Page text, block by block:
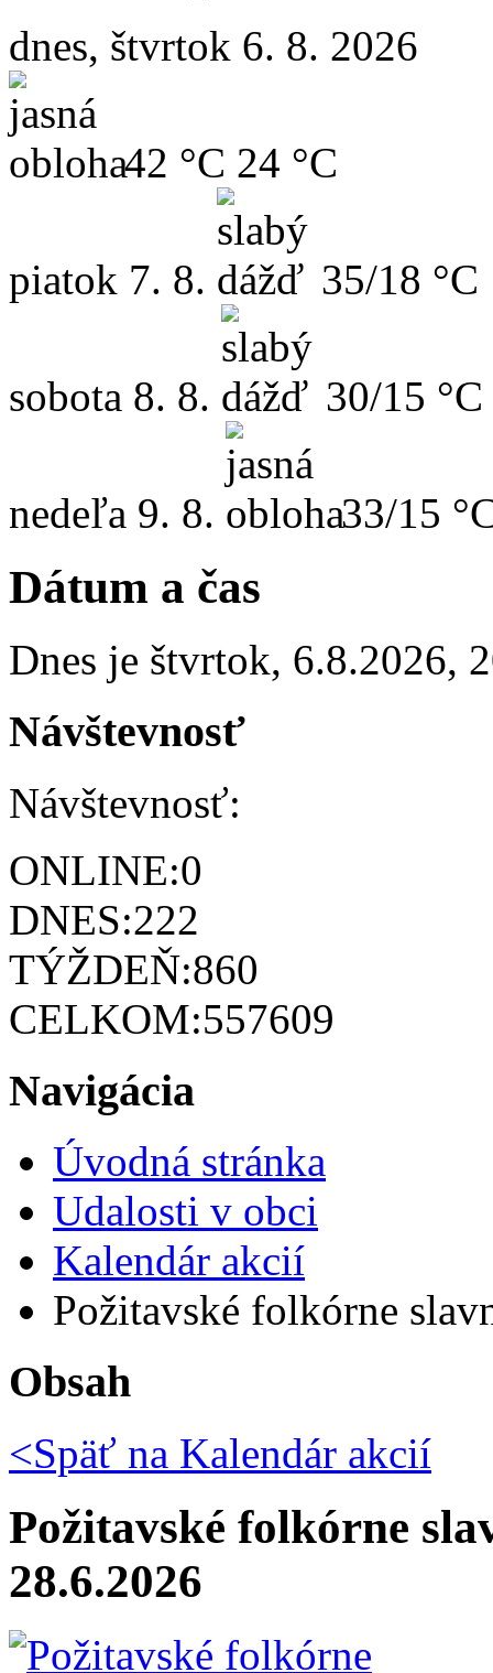
dnes, štvrtok 6. 8. 2026
42 °C 24 °C
piatok 7. 8. 35/18 °C
sobota 8. 8. 30/15 °C
nedeľa 9. 8. 33/15
Dátum a čas
Dnes je štvrtok, 6.8.2026,
Návštevnosť
Návštevnosť:
ONLINE:0
DNES:222
TÝŽDEŇ:860
CELKOM:557609
Navigácia
Úvodná stránka
Udalosti v obci
Kalendár akcií
Požitavské folkórne
Obsah
<Späť na Kalendár akcií
Požitavské folkórne
28.6.2026